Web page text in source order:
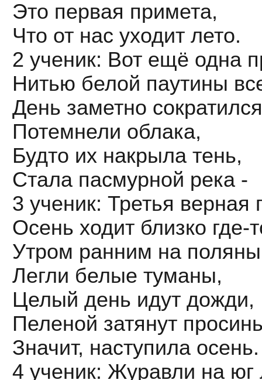
Это первая примета,
Что от нас уходит лето.
2 ученик: Вот ещё одна
Нитью белой паутины
День заметно
Потемнели облака,
Будто их накрыла тень,
Стала пасмурной река -
3 ученик: Третья верная
Осень ходит близко где-
Утром ранним на поляны
Легли белые туманы,
Целый день идут дожди,
Пеленой затянут
Значит, наступила осень.
4 ученик: Журавли на юг